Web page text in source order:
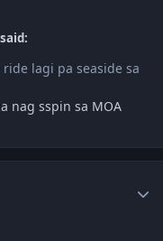
lagi pa seaside sa
nag sspin sa MOA